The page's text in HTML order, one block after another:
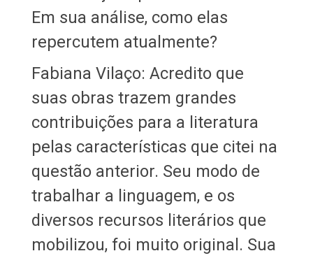
Em sua análise, como elas
repercutem atualmente?
Fabiana Vilaço: Acredito que
suas obras trazem grandes
contribuições para a literatura
pelas características que citei na
questão anterior. Seu modo de
trabalhar a linguagem, e os
diversos recursos literários que
mobilizou, foi muito original. Sua